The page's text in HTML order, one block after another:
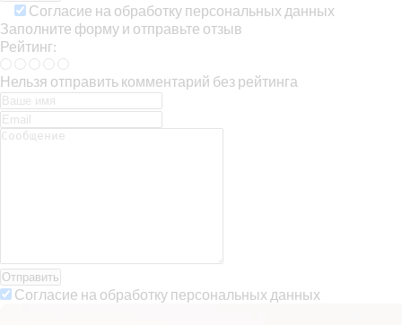
Согласие на обработку персональных данных
Заполните форму и отправьте отзыв
Рейтинг:
Нельзя отправить комментарий без рейтинга
Отправить
Согласие на обработку персональных данных